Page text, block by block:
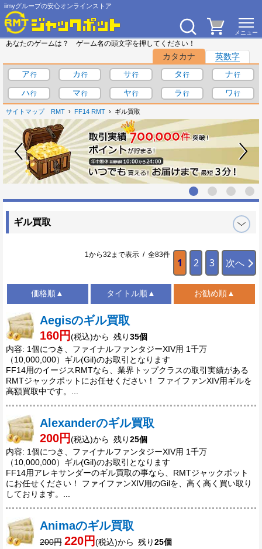
iimyグループの安心オンラインストア
あなたのゲームは？ ゲーム名の頭文字を押してください！
カタカナ
英数字
ア
カ サ タ
ナ
ハ
マ ヤ ラ ワ
サイトマップ RMT FF14 RMT ギル買取
ギル買取
1から32まで表示 / 全83件
1 2 3 次へ
価格順▲ タイトル順▲ お勧め順▲
Aegisのギル買取
160円(税込)から 残り35個
内容: 1個につき、ファイナルファンタジーXIV用 1千万
（10,000,000）ギル(Gil)のお取引となります
FF14用のイージスRMTなら、業界トップクラスの取引実績がある
RMTジャックポットにお任せください！ ファイファンXIV用ギルを
高額買取中です。...
Alexanderのギル買取
200円(税込)から 残り25個
内容: 1個につき、ファイナルファンタジーXIV用 1千万
（10,000,000）ギル(Gil)のお取引となります
FF14用アレキサンダーのギル買取の事なら、RMTジャックポット
にお任せください！ ファイファンXIV用のGilを、高く高く買い取り
しております。...
Animaのギル買取
200円 220円(税込)から 残り25個